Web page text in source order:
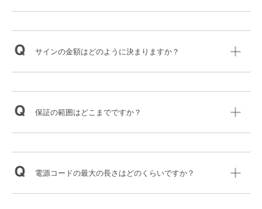
サインの金額はどのように決まりますか？
保証の範囲はどこまでですか？
電源コードの最大の長さはどのくらいですか？